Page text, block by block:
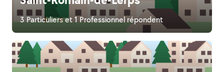
3 Particuliers et 1 Professionnel répondent